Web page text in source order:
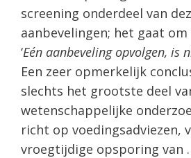
screening onderdeel van
aanbevelingen; het gaat om
‘Eén aanbeveling opvolgen, is
Een zeer opmerkelijk
slechts het grootste deel
wetenschappelijke
richt op voedingsadviezen,
vroegtijdige opsporing van